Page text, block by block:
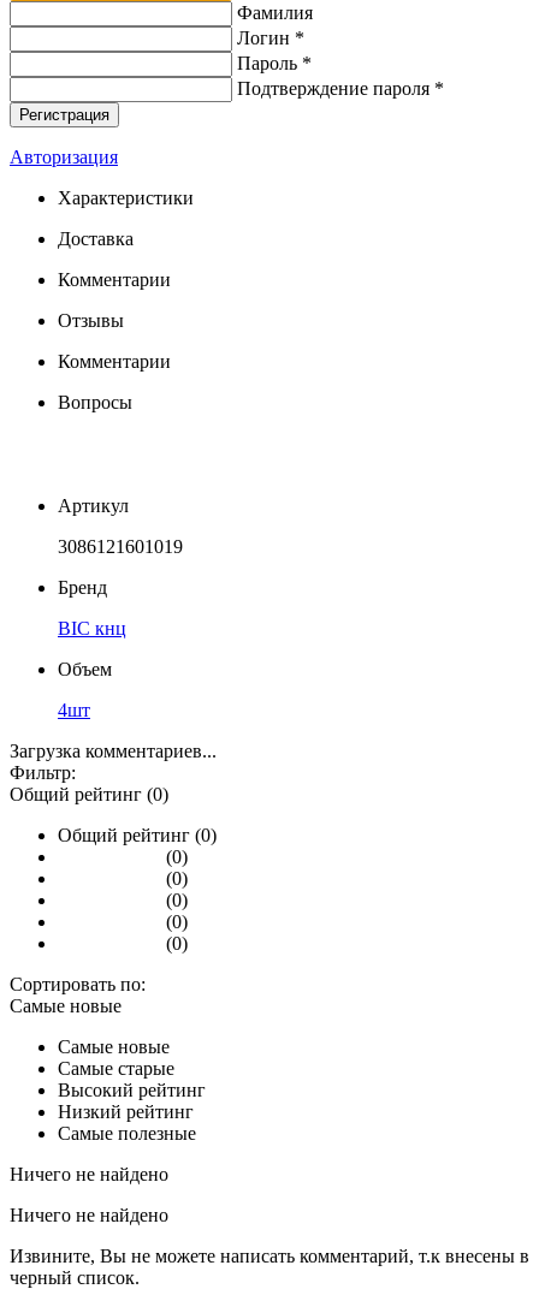
Фамилия
Логин *
Пароль *
Подтверждение пароля *
Авторизация
Характеристики
Доставка
Комментарии
Отзывы
Комментарии
Вопросы
Артикул
3086121601019
Бренд
BIC кнц
Объем
4шт
Загрузка комментариев...
Фильтр:
Общий рейтинг (0)
Общий рейтинг (0)
(0)
(0)
(0)
(0)
(0)
Сортировать по:
Самые новые
Самые новые
Самые старые
Высокий рейтинг
Низкий рейтинг
Самые полезные
Ничего не найдено
Ничего не найдено
Извините, Вы не можете написать комментарий, т.к внесены в
черный список.